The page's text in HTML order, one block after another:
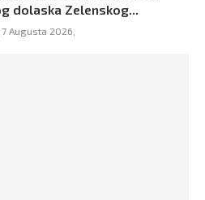
dolaska Zelenskog...
7 Augusta 2026,